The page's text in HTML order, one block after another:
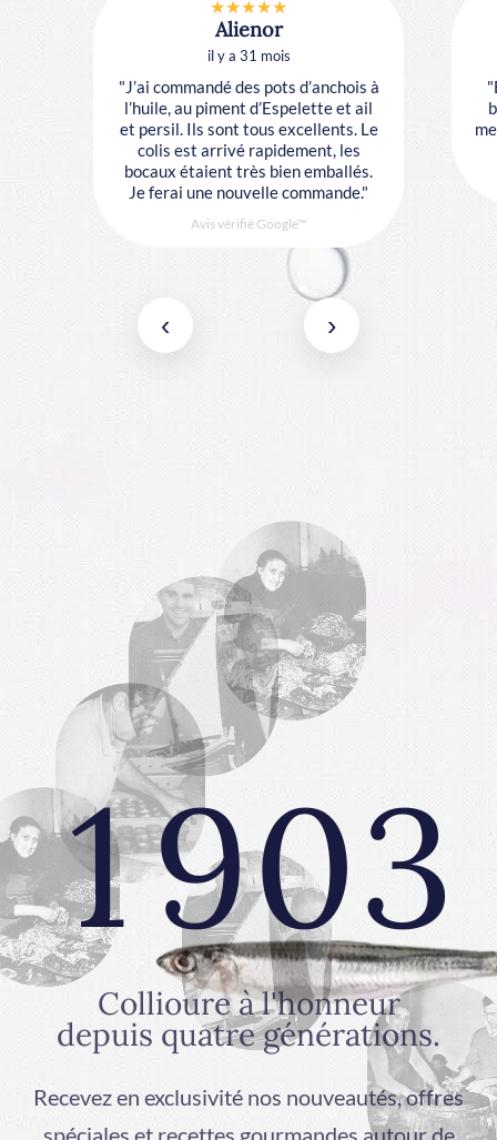
★★★★★
Alienor
il y a 31 mois
"J’ai commandé des pots d’anchois à
l’huile, au piment d’Espelette et ail
et persil. Ils sont tous excellents. Le
colis est arrivé rapidement, les
bocaux étaient très bien emballés.
Je ferai une nouvelle commande."
Avis vérifié Google™
0
1
2
4
5
6
7
8
9
0
0
1
0
1
2
3
4
Collioure à l'honneur
depuis quatre générations.
Recevez en exclusivité nos nouveautés, offres
spéciales et recettes gourmandes autour de